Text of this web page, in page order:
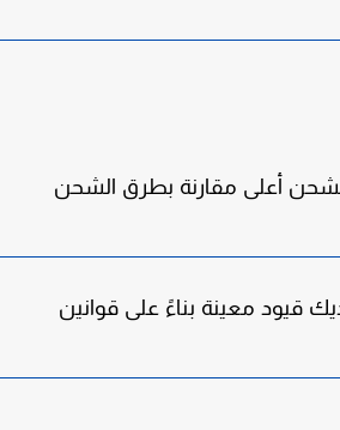
أعلى مقارنة بطرق الشحن
معينة بناءً على قوانين